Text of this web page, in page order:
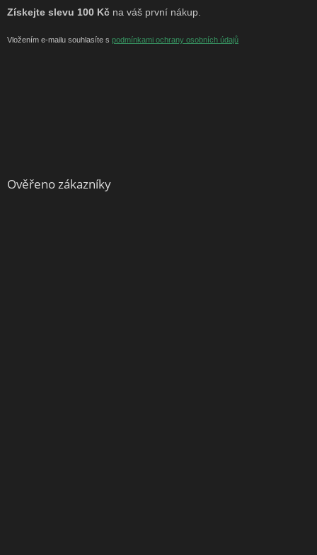
Získejte slevu 100 Kč na váš první nákup.
Vložením e-mailu souhlasíte s podmínkami ochrany osobních údajů
Ověřeno zákazníky